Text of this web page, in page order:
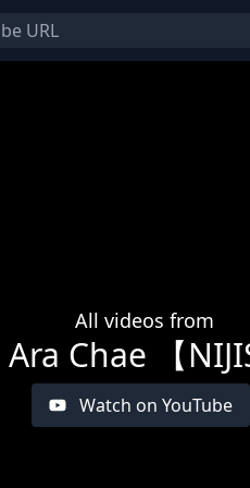
All videos from
Chae 【
Watch on YouTube